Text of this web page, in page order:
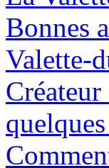
Bonnes
Valette-